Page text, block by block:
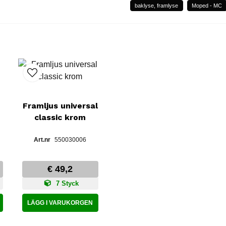
baklyse, framlyse Moped - MC
Framljus universal
classic krom
550030006
€ 49,2
7 Styck
LÄGG I VARUKORGEN